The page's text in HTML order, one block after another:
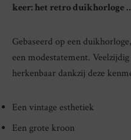
keer: het retro duikhorloge
Gebaseerd op een
een modestatement.
herkenbaar dankzij deze
Een vintage esthetiek
Een grote kroon